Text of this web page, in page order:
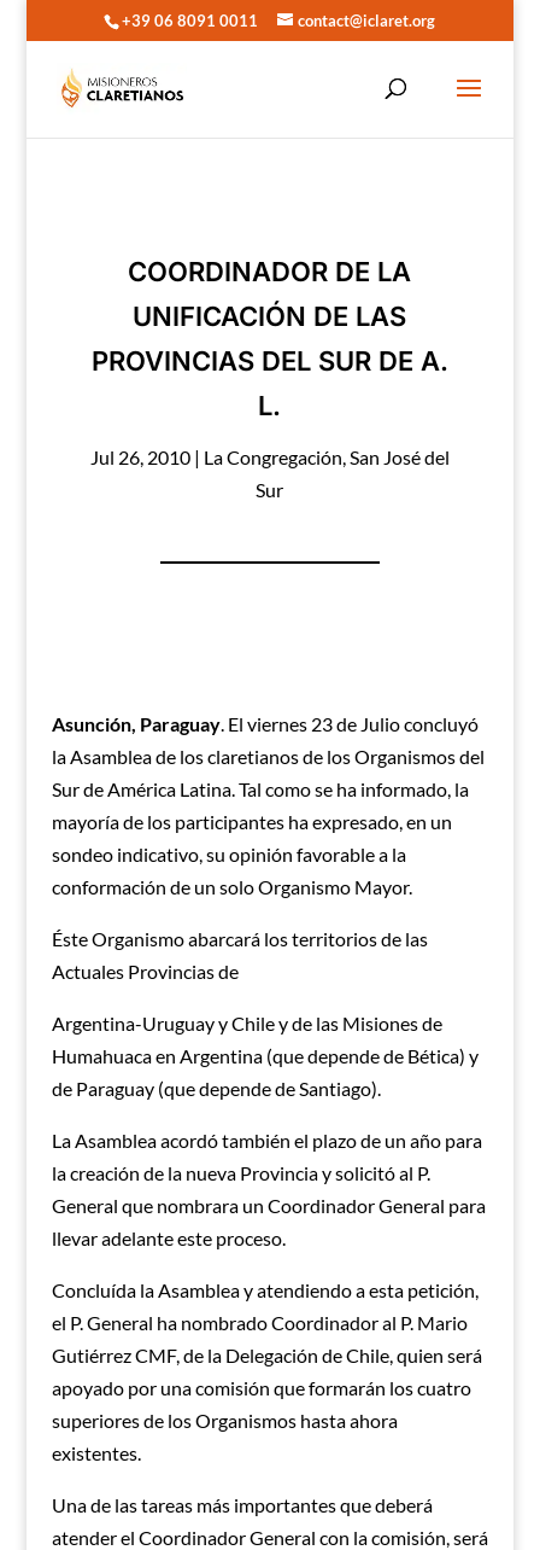
+39 06 8091 0011 contact@iclaret.org
COORDINADOR DE LA
UNIFICACIÓN DE LAS
PROVINCIAS DEL SUR DE A.
L.
Jul 26, 2010| La Congregación,San José del
Sur
Asunción, Paraguay. El viernes 23 de Julio concluyó
la Asamblea de los claretianos de los Organismos del
Sur de América Latina. Tal como se ha informado, la
mayoría de los participantes ha expresado, en un
sondeo indicativo, su opinión favorable a la
conformación de un solo Organismo Mayor.
Éste Organismo abarcará los territorios de las
Actuales Provincias de
Argentina-Uruguay y Chile y de las Misiones de
Humahuaca en Argentina (que depende de Bética) y
de Paraguay (que depende de Santiago).
La Asamblea acordó también el plazo de un año para
la creación de la nueva Provincia y solicitó al P.
General que nombrara un Coordinador General para
llevar adelante este proceso.
Concluída la Asamblea y atendiendo a esta petición,
el P. General ha nombrado Coordinador al P. Mario
Gutiérrez CMF, de la Delegación de Chile, quien será
apoyado por una comisión que formarán los cuatro
superiores de los Organismos hasta ahora
existentes.
Una de las tareas más importantes que deberá
atender el Coordinador General con la comisión, será